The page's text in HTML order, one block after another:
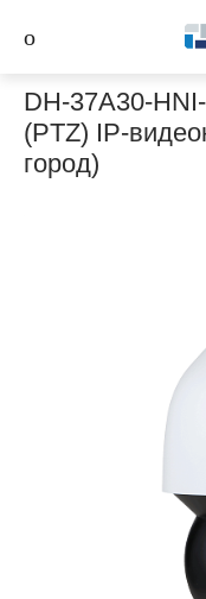
DH-37A30-
(PTZ) IP-
город)